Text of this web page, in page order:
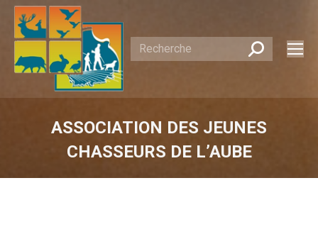
Recherche
:
ASSOCIATION DES JEUNES
CHASSEURS DE L’AUBE